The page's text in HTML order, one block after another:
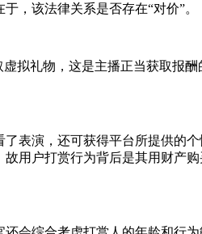
，该法律关系是否存在“对价”。
拟礼物，这是主播正当获取报
表演，还可获得平台所提供的
用户打赏行为背后是其用财产